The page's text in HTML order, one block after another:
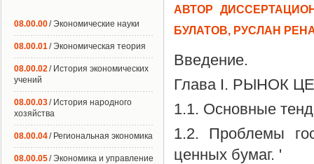
АВТОР
БУЛАТОВ, РУСЛАН
Введение.
Глава I. РЫНОК
1.1. Основные
1.2. Проблемы
ценных бумаг. '
08.00.00/ Экономические науки
08.00.01/ Экономическая теория
08.00.02/ История экономических
учений
08.00.03/ История народного
хозяйства
08.00.04/ Региональная экономика
08.00.05/ Экономика и управление